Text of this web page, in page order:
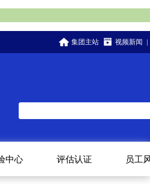
集团主站 视频新闻
中心 评估认证 员工